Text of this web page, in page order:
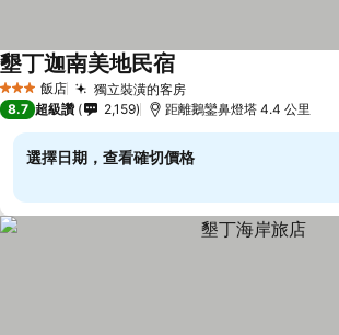
3 星級 飯店 獨立裝潢的客房
墾丁迦南美地民宿
8.7 超級讚 2,159 距離鵝鑾鼻燈塔 4.4 公里
選擇日期，查看確切價格